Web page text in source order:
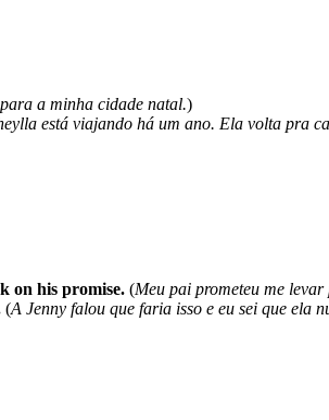
a minha cidade natal.)
está viajando há um ano. Ela volta pra
on his promise. (Meu pai prometeu me
(A Jenny falou que faria isso e eu sei que ela